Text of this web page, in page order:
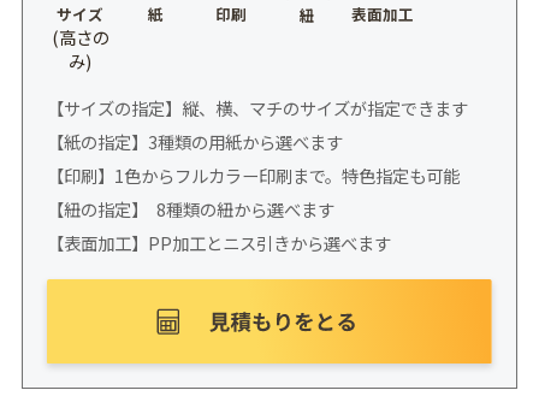
サイズ
(高さの
み)
紙 印刷 紐 表面加工
【サイズの指定】縦、横、マチのサイズが指定できます
【紙の指定】3種類の用紙から選べます
【印刷】1色からフルカラー印刷まで。特色指定も可能
【紐の指定】 8種類の紐から選べます
【表面加工】PP加工とニス引きから選べます